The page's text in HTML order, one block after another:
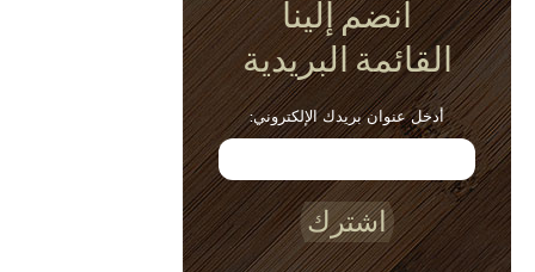
انضم إلينا
القائمة البريدية
أدخل عنوان بريدك الإلكتروني:
اشترك